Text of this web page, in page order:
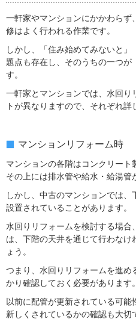
一軒家やマンションにかかわらず
修はよく行われる作業です。
しかし、「住み始めてみないと
題点も存在し、そのうちの一つ
す。
一軒家とマンションでは、水回り
トが異なりますので、それぞれ詳
マンションリフォーム時
マンションの各階はコンクリート
その上には排水管や給水・給湯管
しかし、中古のマンションでは
設置されていることがあります。
水回りリフォームを検討する場
は、下階の天井を通じて行わなけ
ょう。
つまり、水回りリフォームを進め
かり確認しておく必要があります。
以前に配管が更新されている可
新しくされているかの確認も大切